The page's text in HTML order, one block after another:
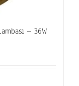
– 36W